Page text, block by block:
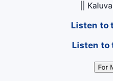
||
Listen to
Listen to
For